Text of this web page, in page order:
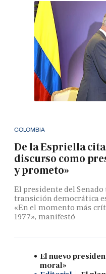
COLOMBIA
De la Espriella
discurso como
y prometo»
El presidente del
transición democrática
«En el momento más
1977», manifestó
El nuevo
moral»